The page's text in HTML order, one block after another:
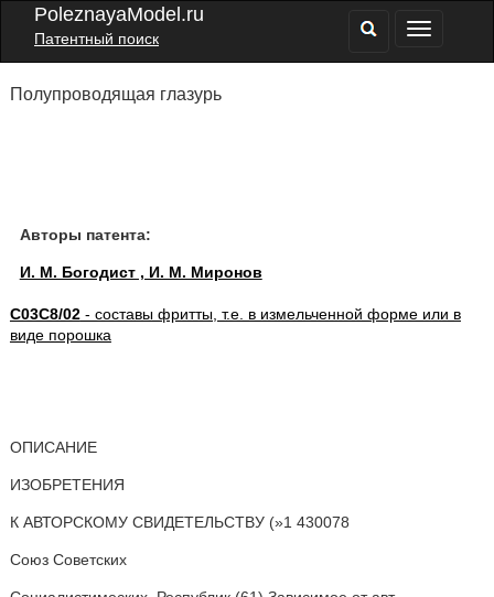
PoleznayaModel.ru
Патентный поиск
Полупроводящая глазурь
Авторы патента:
И. М. Богодист , И. М. Миронов
C03C8/02- составы фритты, т.е. в измельченной форме или в
виде порошка
ОПИСАНИЕ
ИЗОБРЕТЕНИЯ
К АВТОРСКОМУ СВИДЕТЕЛЬСТВУ (»1 430078
Союз Советских